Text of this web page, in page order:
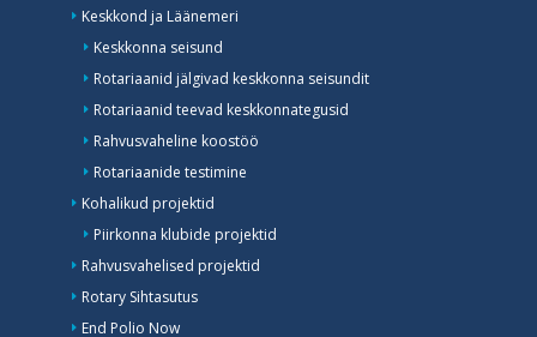
Keskkond ja Läänemeri
Keskkonna seisund
Rotariaanid jälgivad keskkonna seisundit
Rotariaanid teevad keskkonnategusid
Rahvusvaheline koostöö
Rotariaanide testimine
Kohalikud projektid
Piirkonna klubide projektid
Rahvusvahelised projektid
Rotary Sihtasutus
End Polio Now